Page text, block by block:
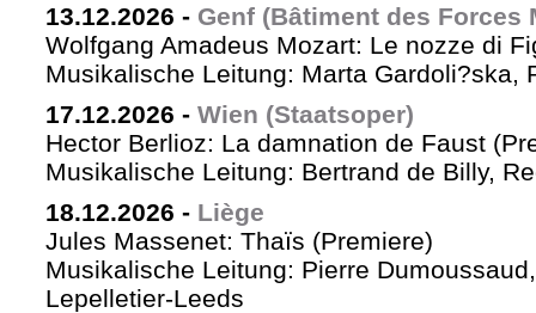
13.12.2026 - Genf (Bâtiment des Forces
Wolfgang Amadeus Mozart: Le nozze di
Musikalische Leitung: Marta Gardoli?ska,
17.12.2026 - Wien (Staatsoper)
Hector Berlioz: La damnation de Faust
Musikalische Leitung: Bertrand de Billy,
18.12.2026 - Liège
Jules Massenet: Thaïs (Premiere)
Musikalische Leitung: Pierre
Lepelletier-Leeds